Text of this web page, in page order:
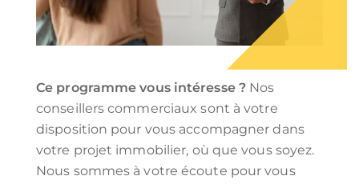
Ce programme vous intéresse ?Nos
conseillers commerciaux sont à votre
disposition pour vous accompagner dans
votre projet immobilier, où que vous soyez.
Nous sommes à votre écoute pour vous